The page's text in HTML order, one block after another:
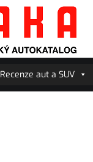
Recenze aut a SUV